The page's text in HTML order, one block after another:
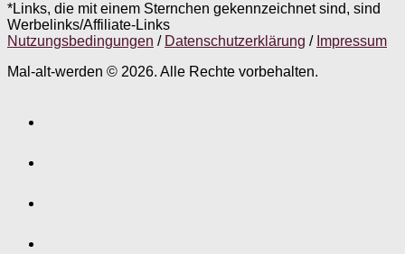
*Links, die mit einem Sternchen gekennzeichnet sind, sind
Werbelinks/Affiliate-Links
Nutzungsbedingungen / Datenschutzerklärung / Impressum
Mal-alt-werden © 2026. Alle Rechte vorbehalten.